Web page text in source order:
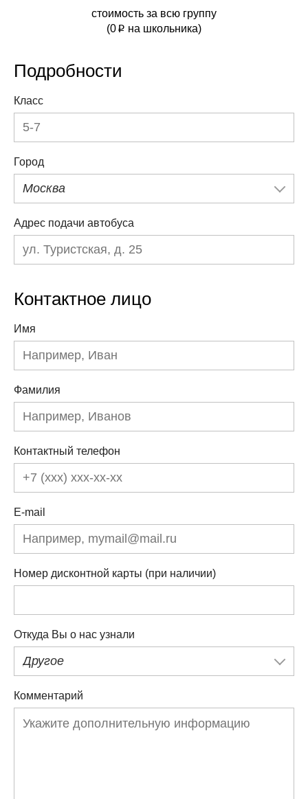
стоимость за всю группу
(0 p на школьника)
Подробности
Класс
Город
Москва
Адрес подачи автобуса
Контактное лицо
Имя
Фамилия
Контактный телефон
E-mail
Номер дисконтной карты (при наличии)
Откуда Вы о нас узнали
Другое
Комментарий